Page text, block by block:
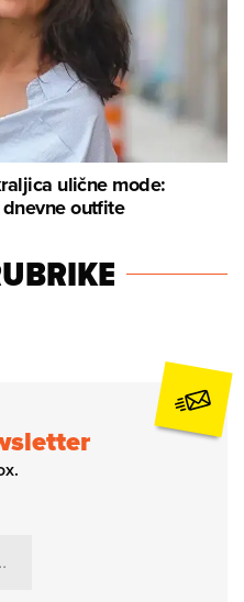
ulične mode:
outfite